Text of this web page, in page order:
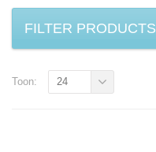
FILTER PRODUCTS
Toon: 24